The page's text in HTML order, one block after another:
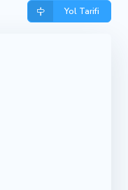
Yol Tarifi